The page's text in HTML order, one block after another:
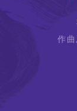
作曲